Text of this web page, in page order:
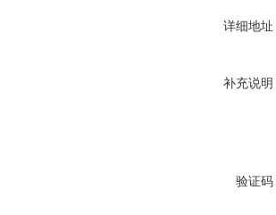
详细地址
补充说明
验证码